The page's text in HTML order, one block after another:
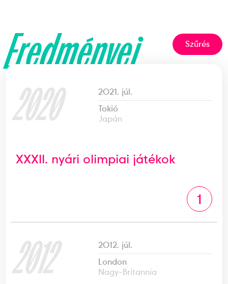
Eredményei Szűrés
2020
2021. júl.
Tokió
Japán
XXXII. nyári olimpiai játékok
1
2012
2012. júl.
London
Nagy-Britannia